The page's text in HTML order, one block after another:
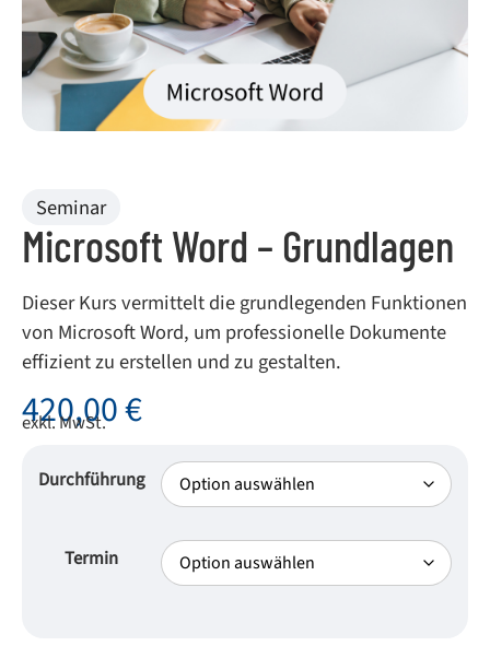
Seminar
Microsoft Word – Grundlagen
Dieser Kurs vermittelt die grundlegenden Funktionen
von Microsoft Word, um professionelle Dokumente
effizient zu erstellen und zu gestalten.
420,00€
exkl. MwSt.
Durchführung
Termin